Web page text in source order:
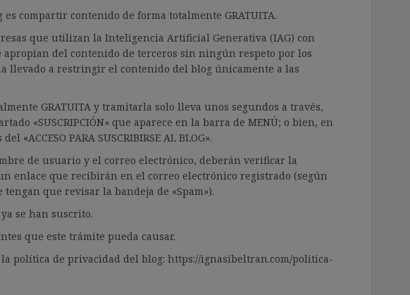
es compartir contenido de forma totalmente GRATUITA.
que utilizan la Inteligencia Artificial Generativa (IAG) con
apropian del contenido de terceros sin ningún respeto por los
llevado a restringir el contenido del blog únicamente a las
GRATUITA y tramitarla solo lleva unos segundos a través,
«SUSCRIPCIÓN» que aparece en la barra de MENÚ; o bien, en
«ACCESO PARA SUSCRIBIRSE AL BLOG».
de usuario y el correo electrónico, deberán verificar la
enlace que recibirán en el correo electrónico registrado (según
tengan que revisar la bandeja de «Spam»).
se han suscrito.
que este trámite pueda causar.
política de privacidad del blog: https://ignasibeltran.com/politica-